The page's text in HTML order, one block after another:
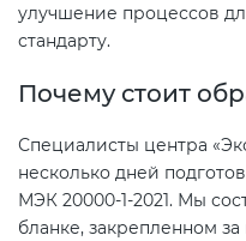
улучшение процессов
стандарту.
Почему стоит
Специалисты центра
несколько дней
МЭК 20000-1-2021. Мы
бланке, закрепленном